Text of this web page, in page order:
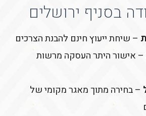
בסניף ירושלים
– שיחת ייעוץ חינם להבנת הצרכים
– אישור היתר העסקה מרשות
– בחירה מתוך מאגר מקומי של